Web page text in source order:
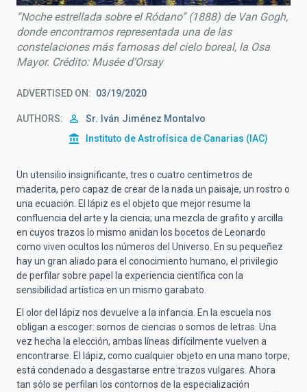
“Noche estrellada sobre el Ródano” (1888) de Van Gogh,
donde encontramos representada una de las
constelaciones más famosas del cielo boreal, la Osa
Mayor. Crédito: Musée d’Orsay
ADVERTISED ON 03/19/2020
AUTHORS Sr. Iván Jiménez Montalvo
Instituto de Astrofísica de Canarias (IAC)
Un utensilio insignificante, tres o cuatro centímetros de
maderita, pero capaz de crear de la nada un paisaje, un rostro o
una ecuación. El lápiz es el objeto que mejor resume la
confluencia del arte y la ciencia; una mezcla de grafito y arcilla
en cuyos trazos lo mismo anidan los bocetos de Leonardo
como viven ocultos los números del Universo. En su pequeñez
hay un gran aliado para el conocimiento humano, el privilegio
de perfilar sobre papel la experiencia científica con la
sensibilidad artística en un mismo garabato.
El olor del lápiz nos devuelve a la infancia. En la escuela nos
obligan a escoger: somos de ciencias o somos de letras. Una
vez hecha la elección, ambas líneas difícilmente vuelven a
encontrarse. El lápiz, como cualquier objeto en una mano torpe,
está condenado a desgastarse entre trazos vulgares. Ahora
tan sólo se perfilan los contornos de la especialización